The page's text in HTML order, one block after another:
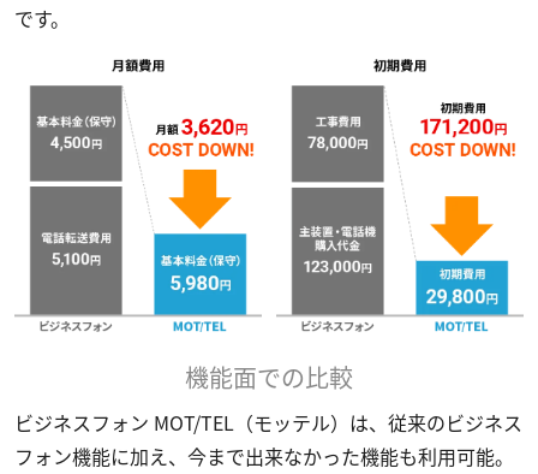
です。
機能面での比較
ビジネスフォン MOT/TEL（モッテル）は、従来のビジネス
フォン機能に加え、今まで出来なかった機能も利用可能。